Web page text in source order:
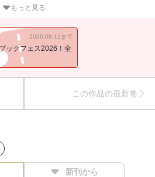
む――！「小説家になろう」発のドタバ
クトの登録商標です。
もっと見る
2026.08.11まで
ックフェス2026！全
この作品の最新巻
新刊から